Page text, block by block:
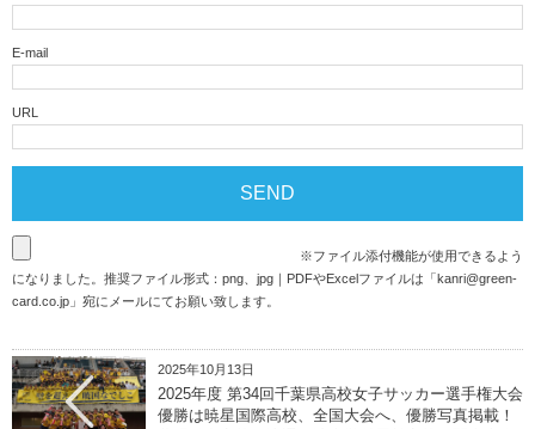
E-mail
URL
※ファイル添付機能が使用できるよう
になりました。推奨ファイル形式：png、jpg｜PDFやExcelファイルは「 kanri@green-
card.co.jp 」宛にメールにてお願い致します。
2025年10月13日
2025年度 第34回千葉県高校女子サッカー選手権大会
優勝は暁星国際高校、全国大会へ、優勝写真掲載！